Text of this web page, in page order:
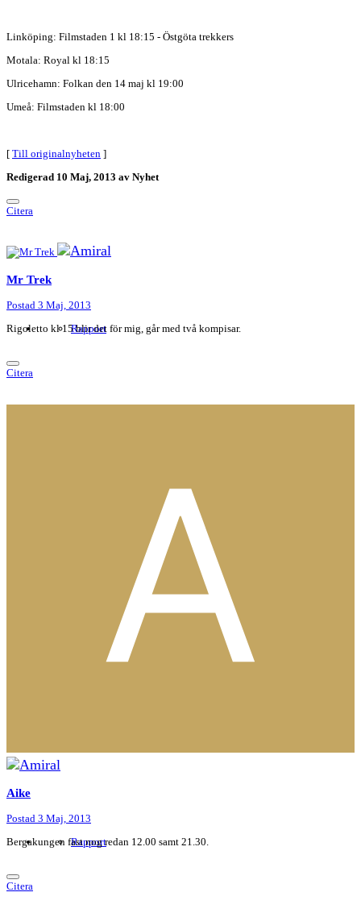
Linköping: Filmstaden 1 kl 18:15 - Östgöta trekkers
Motala: Royal kl 18:15
Ulricehamn: Folkan den 14 maj kl 19:00
Umeå: Filmstaden kl 18:00
[ Till originalnyheten ]
Redigerad 10 Maj, 2013 av Nyhet
Citera
Mr Trek
Postad 3 Maj, 2013
Rapport
Rigoletto kl 15 blir det för mig, går med två kompisar.
Citera
Aike
Postad 3 Maj, 2013
Rapport
Bergakungen fast nog redan 12.00 samt 21.30.
Citera